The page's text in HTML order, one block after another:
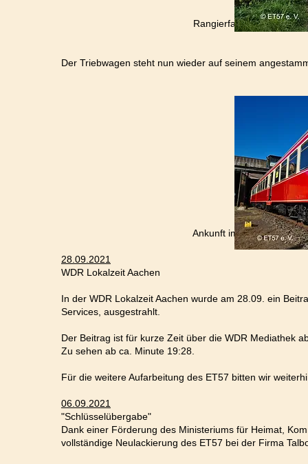
Rangierfahrt im Bereich Aachen
Der Triebwagen steht nun wieder auf seinem
Ankunft im Rheinischen
28.09.2021
WDR Lokalzeit Aachen
In der WDR Lokalzeit Aachen wurde am 28.09. ein
Services, ausgestrahlt.
Der Beitrag ist für kurze Zeit über die WDR Mediathek
Zu sehen ab ca. Minute 19:28.
Für die weitere Aufarbeitung des ET57 bitten wir
06.09.2021
"Schlüsselübergabe"
Dank einer Förderung des Ministeriums für Heimat,
vollständige Neulackierung des ET57 bei der Firma